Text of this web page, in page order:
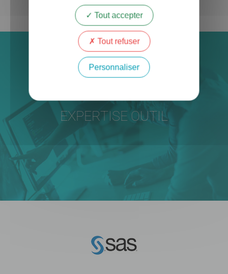
EXPERTISE OUTIL
Tout accepter
Tout refuser
Personnaliser